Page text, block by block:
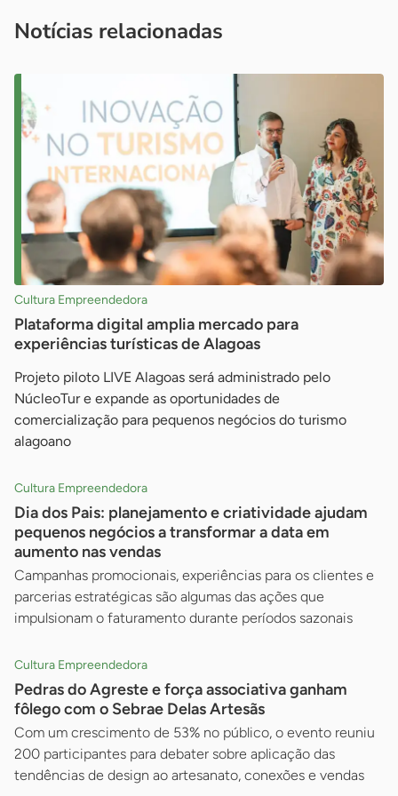
Notícias relacionadas
Cultura Empreendedora
Plataforma digital amplia mercado para
experiências turísticas de Alagoas
Projeto piloto LIVE Alagoas será administrado pelo
NúcleoTur e expande as oportunidades de
comercialização para pequenos negócios do turismo
alagoano
Cultura Empreendedora
Dia dos Pais: planejamento e criatividade ajudam
pequenos negócios a transformar a data em
aumento nas vendas
Campanhas promocionais, experiências para os clientes e
parcerias estratégicas são algumas das ações que
impulsionam o faturamento durante períodos sazonais
Cultura Empreendedora
Pedras do Agreste e força associativa ganham
fôlego com o Sebrae Delas Artesãs
Com um crescimento de 53% no público, o evento reuniu
200 participantes para debater sobre aplicação das
tendências de design ao artesanato, conexões e vendas